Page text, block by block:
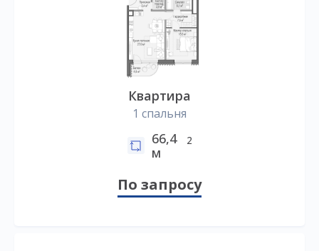
Квартира
1 спальня
66,4
м
2
По запросу